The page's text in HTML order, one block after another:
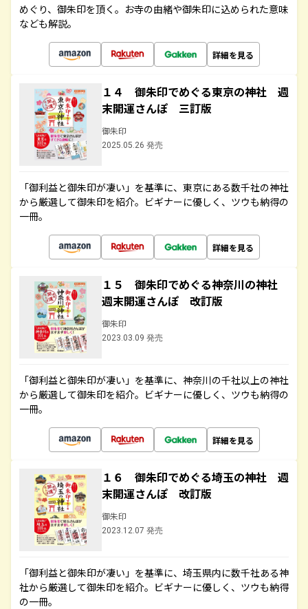
めぐり、御朱印を頂く。お寺の由緒や御朱印に込められた意味
なども解説。
詳細を見る
１４ 御朱印でめぐる東京の神社 週
末開運さんぽ 三訂版
御朱印
2025.05.26 発売
「御利益と御朱印が凄い」を基準に、東京にある数千社の神社
から厳選して御朱印を紹介。ビギナーに優しく、ツウも納得の
一冊。
詳細を見る
１５ 御朱印でめぐる神奈川の神社
週末開運さんぽ 改訂版
御朱印
2023.03.09 発売
「御利益と御朱印が凄い」を基準に、神奈川の千社以上の神社
から厳選して御朱印を紹介。ビギナーに優しく、ツウも納得の
一冊。
詳細を見る
１６ 御朱印でめぐる埼玉の神社 週
末開運さんぽ 改訂版
御朱印
2023.12.07 発売
「御利益と御朱印が凄い」を基準に、埼玉県内に数千社ある神
社から厳選して御朱印を紹介。ビギナーに優しく、ツウも納得
の一冊。